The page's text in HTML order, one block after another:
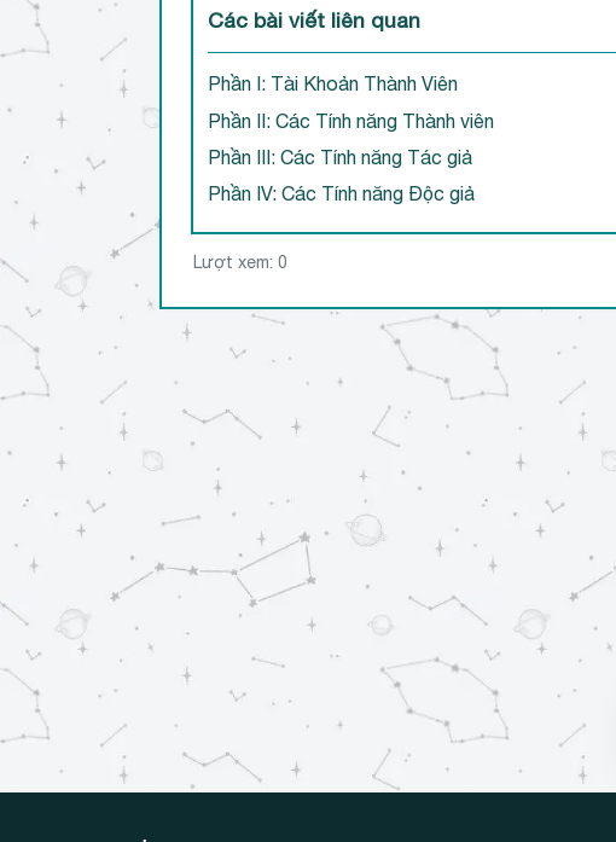
Các bài viết liên quan
Phần I: Tài Khoản Thành Viên
Phần II: Các Tính năng Thành viên
Phần III: Các Tính năng Tác giả
Phần IV: Các Tính năng Độc giả
Lượt xem: 0